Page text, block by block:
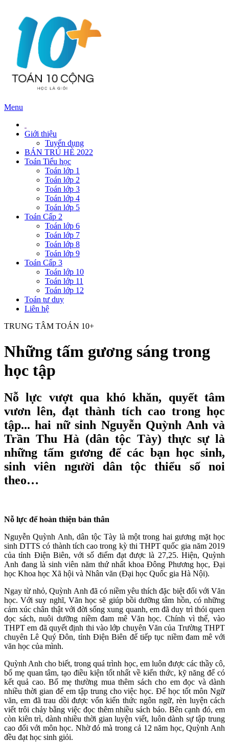
Menu
Giới thiệu
Tuyển dụng
BÁN TRÚ HÈ 2022
Toán Tiểu học
Toán lớp 1
Toán lớp 2
Toán lớp 3
Toán lớp 4
Toán lớp 5
Toán Cấp 2
Toán lớp 6
Toán lớp 7
Toán lớp 8
Toán lớp 9
Toán Cấp 3
Toán lớp 10
Toán lớp 11
Toán lớp 12
Toán tư duy
Liên hệ
TRUNG TÂM TOÁN 10+
Những tấm gương sáng trong
học tập
Nỗ lực vượt qua khó khăn, quyết tâm
vươn lên, đạt thành tích cao trong học
tập... hai nữ sinh Nguyễn Quỳnh Anh và
Trần Thu Hà (dân tộc Tày) thực sự là
những tấm gương để các bạn học sinh,
sinh viên người dân tộc thiểu số noi
theo…
Nỗ lực để hoàn thiện bản thân
Nguyễn Quỳnh Anh, dân tộc Tày là một trong hai gương mặt học
sinh DTTS có thành tích cao trong kỳ thi THPT quốc gia năm 2019
của tỉnh Điện Biên, với số điểm đạt được là 27,25. Hiện, Quỳnh
Anh đang là sinh viên năm thứ nhất khoa Đông Phương học, Đại
học Khoa học Xã hội và Nhân văn (Đại học Quốc gia Hà Nội).
Ngay từ nhỏ, Quỳnh Anh đã có niềm yêu thích đặc biệt đối với Văn
học. Với suy nghĩ, Văn học sẽ giúp bồi dưỡng tâm hồn, có những
cảm xúc chân thật với đời sống xung quanh, em đã duy trì thói quen
đọc sách, nuôi dưỡng niềm đam mê Văn học. Chính vì thế, vào
THPT em đã quyết định thi vào lớp chuyên Văn của Trường THPT
chuyên Lê Quý Đôn, tỉnh Điện Biên để tiếp tục niềm đam mê với
văn học của mình.
Quỳnh Anh cho biết, trong quá trình học, em luôn được các thầy cô,
bố mẹ quan tâm, tạo điều kiện tốt nhất về kiến thức, kỹ năng để có
kết quả cao. Bố mẹ thường mua thêm sách cho em đọc và dành
nhiều thời gian để em tập trung cho việc học. Để học tốt môn Ngữ
văn, em đã trau dồi được vốn kiến thức ngôn ngữ, rèn luyện cách
viết trôi chảy bằng việc đọc thêm nhiều sách báo. Bên cạnh đó, em
còn kiên trì, dành nhiều thời gian luyện viết, luôn dành sự tập trung
cao đối với môn học. Nhờ đó mà trong cả 12 năm học, Quỳnh Anh
đều đạt học sinh giỏi.